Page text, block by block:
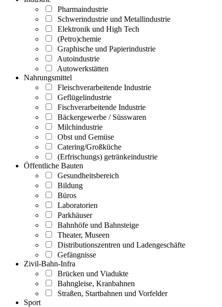
Pharmaindustrie
Schwerindustrie und Metallindustrie
Elektronik und High Tech
(Petro)chemie
Graphische und Papierindustrie
Autoindustrie
Autowerkstätten
Nahrungsmittel
Fleischverarbeitende Industrie
Geflügelindustrie
Fischverarbeitende Industrie
Bäckergewerbe / Süsswaren
Milchindustrie
Obst und Gemüse
Catering/Großküche
(Erfrischungs) getränkeindustrie
Öffentliche Bauten
Gesundheitsbereich
Bildung
Büros
Laboratorien
Parkhäuser
Bahnhöfe und Bahnsteige
Theater, Museen
Distributionszentren und Ladengeschäfte
Gefängnisse
Zivil-Bahn-Infra
Brücken und Viadukte
Bahngleise, Kranbahnen
Straßen, Startbahnen und Vorfelder
Sport